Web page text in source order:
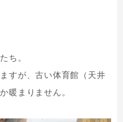
ち。
すが、古い体育館（天井
暖まりません。